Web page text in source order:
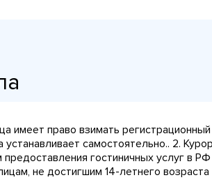
имеет право взимать
устанавливает самостоятельно.. 2.
предоставления гостиничных услуг в
не достигшим 14-летнего